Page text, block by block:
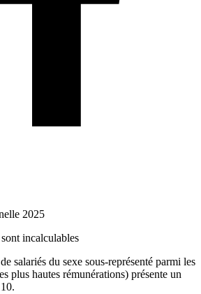
2025
incalculables
salariés du sexe sous-représenté parmi les
plus hautes rémunérations) présente un